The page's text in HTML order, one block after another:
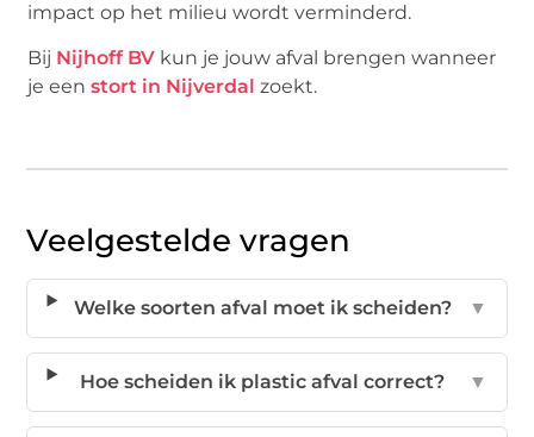
impact op het milieu wordt verminderd.
Bij Nijhoff BV kun je jouw afval brengen wanneer
je eenstort in Nijverdal zoekt.
Veelgestelde vragen
Welke soorten afval moet ik scheiden? ▼
Hoe scheiden ik plastic afval correct? ▼